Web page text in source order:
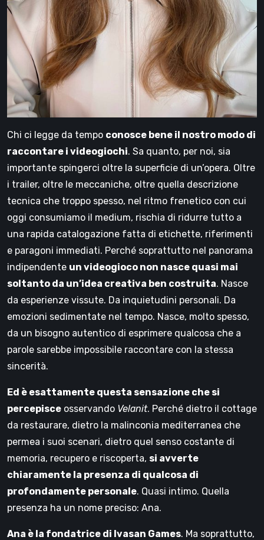
Chi ci legge da tempo conosce bene il nostro modo di
raccontare i videogiochi. Sa quanto, per noi, sia
importante spingerci oltre la superficie di un’opera. Oltre
i trailer, oltre le meccaniche, oltre quella descrizione
tecnica che troppo spesso, nel ritmo frenetico con cui
oggi consumiamo il medium, rischia di ridurre tutto a
una rapida catalogazione fatta di etichette, riferimenti
e paragoni immediati. Perché soprattutto nel panorama
indipendente un videogioco non nasce quasi mai
soltanto da un’idea creativa ben costruita. Nasce
da esperienze vissute. Da inquietudini personali. Da
emozioni sedimentate nel tempo. Nasce, molto spesso,
da un bisogno autentico di esprimere qualcosa che a
parole sarebbe impossibile raccontare con la stessa
sincerità.
Ed è esattamente questa sensazione che si
percepisce osservando Velanit. Perché dietro il cottage
da restaurare, dietro la malinconia mediterranea che
permea i suoi scenari, dietro quel senso costante di
memoria, recupero e riscoperta, si avverte
chiaramente la presenza di qualcosa di
profondamente personale. Quasi intimo. Quella
presenza ha un nome preciso: Ana.
Ana è la fondatrice di Ivasan Games. Ma soprattutto,